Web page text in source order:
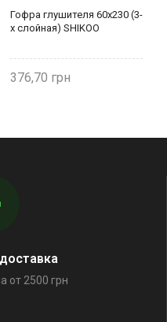
Гофра глушителя 60х230 (3-
х слойная) SHIKOO
376,70
от 2500 грн